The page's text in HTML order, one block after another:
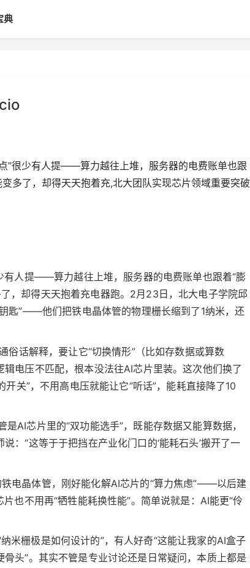
典
”很少有人提——算力越往上堆，服务器的电费账单也跟
多了，却得天天抱着充,北大团队实现芯片领域重要突破
有人提——算力越往上堆，服务器的电费账单也跟着“膨
，却得天天抱着充电器跑。2月23日，北大电子学院邱
匙”——他们把铁电晶体管的物理栅长缩到了1纳米，还
俗话解释，要让它“切换情形”（比如存数据或算数
电压不匹配，根本没法往AI芯片里装。这次他们换了
关”，不用高电压就能让它“听话”，能耗直接降了10
AI芯片里的“双功能选手”，既能存数据又能算数据，
：“这等于于把挡在产业化门口的‘能耗石头’搬开了一
电晶体管，刚好能化解AI芯片的“算力焦虑”——以后建
也不用再“牺牲能耗换性能”。简单说就是：AI能更“伶
米栅极是如何设计的”，有人好奇“这能让我家的AI盒子
头”。其实不管是专业讨论还是日常疑问，本质上都是